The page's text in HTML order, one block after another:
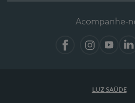
Acompanhe-
LUZ SAÚDE